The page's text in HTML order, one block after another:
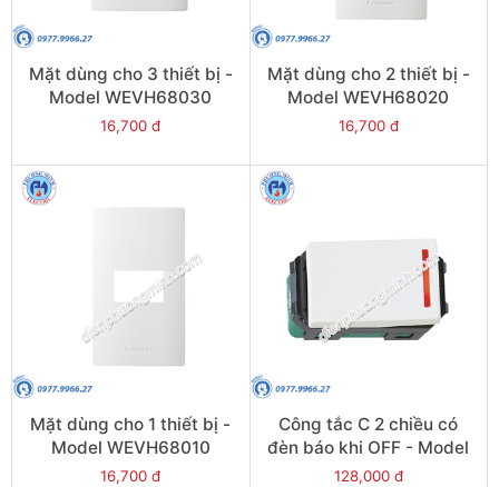
Mặt dùng cho 3 thiết bị -
Model WEVH68030
16,700 đ
Mặt dùng cho 2 thiết bị -
Model WEVH68020
16,700 đ
Mặt dùng cho 1 thiết bị -
Model WEVH68010
16,700 đ
Công tắc C 2 chiều có
đèn báo khi OFF - Model
WEVH5152-7
128,000 đ